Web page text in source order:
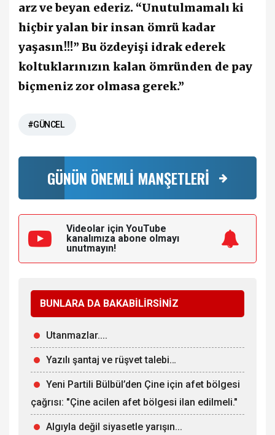
arz ve beyan ederiz. “Unutulmamalı ki
hiçbir yalan bir insan ömrü kadar
yaşasın!!!” Bu özdeyişi idrak ederek
koltuklarınızın kalan ömründen de pay
biçmeniz zor olmasa gerek.”
#GÜNCEL
GÜNÜN ÖNEMLİ MANŞETLERİ
Videolar için YouTube
kanalımıza abone olmayı
unutmayın!
BUNLARA DA BAKABİLİRSİNİZ
Utanmazlar....
Yazılı şantaj ve rüşvet talebi…
Yeni Partili Bülbül’den Çine için afet bölgesi
çağrısı: "Çine acilen afet bölgesi ilan edilmeli."
Algıyla değil siyasetle yarışın...